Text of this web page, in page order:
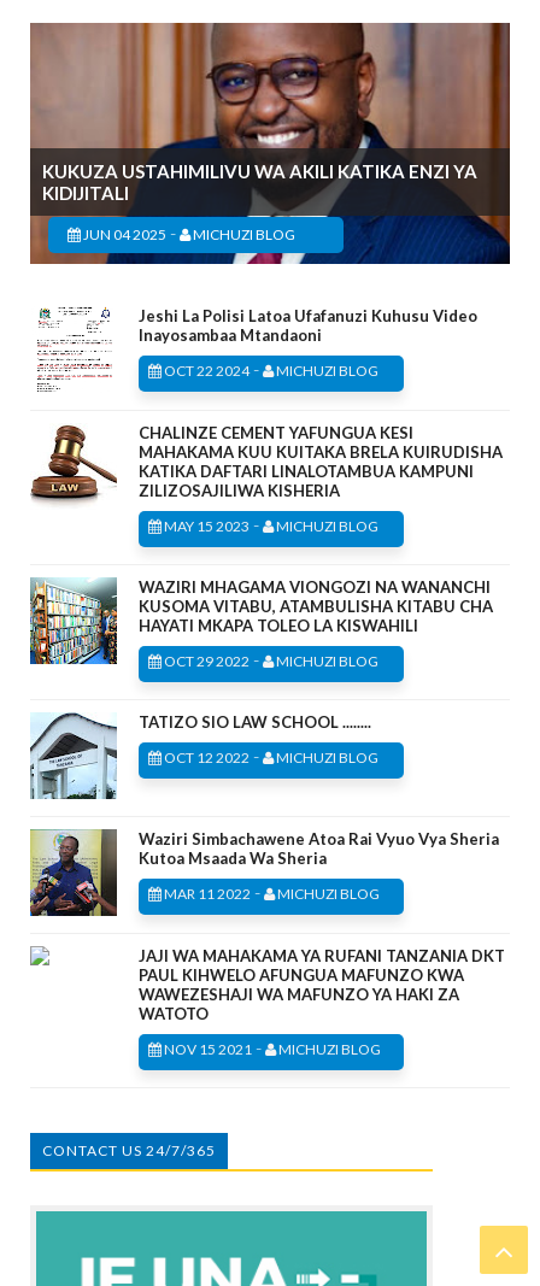
KUKUZA USTAHIMILIVU WA AKILI KATIKA ENZI YA
KIDIJITALI
JUN 04 2025 - MICHUZI BLOG
Jeshi La Polisi Latoa Ufafanuzi Kuhusu Video
Inayosambaa Mtandaoni
OCT 22 2024- MICHUZI BLOG
CHALINZE CEMENT YAFUNGUA KESI
MAHAKAMA KUU KUITAKA BRELA KUIRUDISHA
KATIKA DAFTARI LINALOTAMBUA KAMPUNI
ZILIZOSAJILIWA KISHERIA
MAY 15 2023 - MICHUZI BLOG
WAZIRI MHAGAMA VIONGOZI NA WANANCHI
KUSOMA VITABU, ATAMBULISHA KITABU CHA
HAYATI MKAPA TOLEO LA KISWAHILI
OCT 29 2022 - MICHUZI BLOG
TATIZO SIO LAW SCHOOL ........
OCT 12 2022 - MICHUZI BLOG
Waziri Simbachawene Atoa Rai Vyuo Vya Sheria
Kutoa Msaada Wa Sheria
MAR 11 2022 - MICHUZI BLOG
JAJI WA MAHAKAMA YA RUFANI TANZANIA DKT
PAUL KIHWELO AFUNGUA MAFUNZO KWA
WAWEZESHAJI WA MAFUNZO YA HAKI ZA
WATOTO
NOV 15 2021 - MICHUZI BLOG
CONTACT US 24/7/365